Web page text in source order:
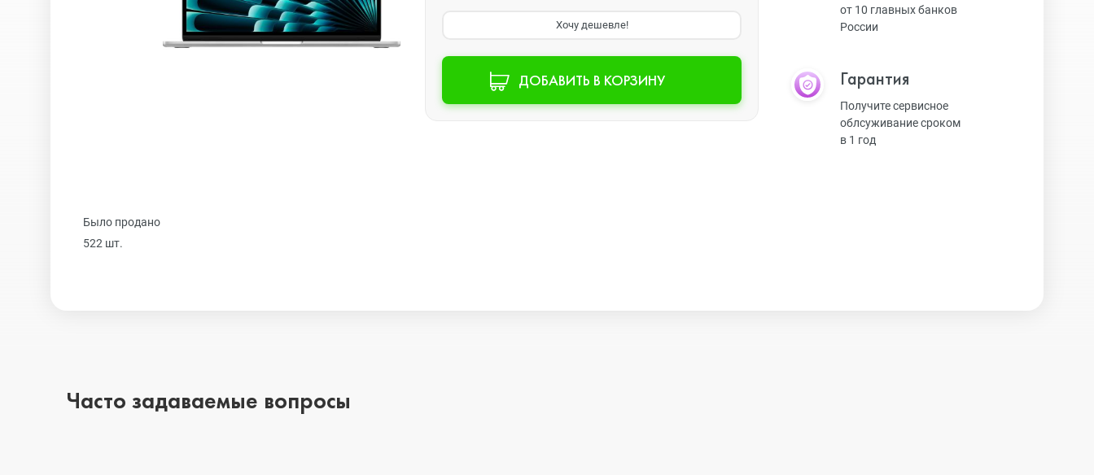
iPhone 16 Plus
iPhone 15 Pro
Watch SE 2
Watch SE
Хочу дешевле!
ДОБАВИТЬ В КОРЗИНУ
Было продано
522 шт.
от 10 главных банков
России
Гарантия
Получите сервисное
облсуживание сроком
в 1 год
Часто задаваемые вопросы